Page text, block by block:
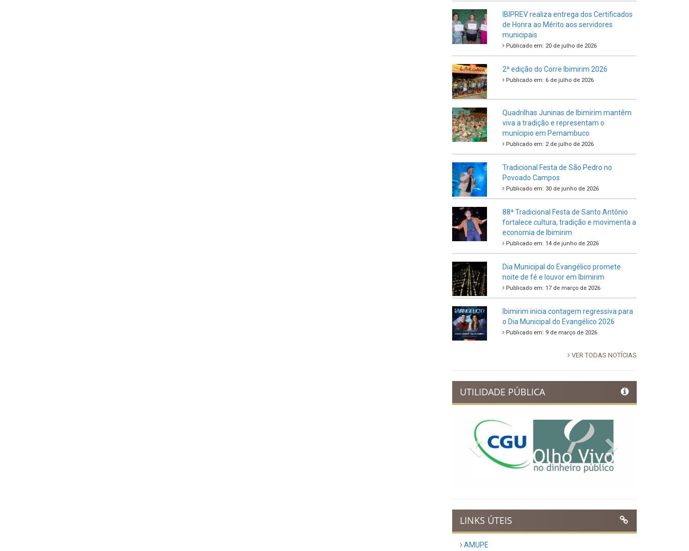
IBIPREV realiza entrega dos Certificados
de Honra ao Mérito aos servidores
municipais
Publicado em: 20 de julho de 2026
2ª edição do Corre Ibimirim 2026
Publicado em: 6 de julho de 2026
Quadrilhas Juninas de Ibimirim mantêm
viva a tradição e representam o
munícipio em Pernambuco
Publicado em: 2 de julho de 2026
Tradicional Festa de São Pedro no
Povoado Campos
Publicado em: 30 de junho de 2026
88ª Tradicional Festa de Santo Antônio
fortalece cultura, tradição e movimenta a
economia de Ibimirim
Publicado em: 14 de junho de 2026
Dia Municipal do Evangélico promete
noite de fé e louvor em Ibimirim
Publicado em: 17 de março de 2026
Ibimirim inicia contagem regressiva para
o Dia Municipal do Evangélico 2026
Publicado em: 9 de março de 2026
VER TODAS NOTÍCIAS
UTILIDADE PÚBLICA
Previous
LINKS ÚTEIS
AMUPE